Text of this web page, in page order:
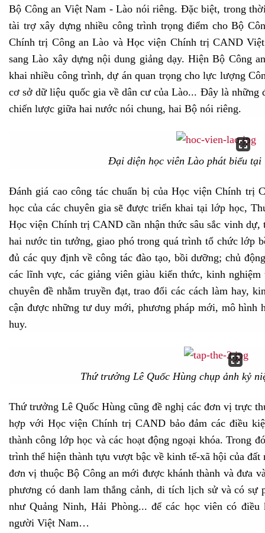
Bộ Công an Việt Nam - Lào nói riêng. Đặc biệt, trong
tài trợ xây dựng nhiều công trình trọng điểm cho Bộ
Chính trị Công an Lào và Học viện Chính trị CAND
sang Lào xây dựng nội dung giảng dạy. Hiện Bộ Công
khai nhiều công trình, dự án quan trọng cho lực lượng
cơ sở dữ liệu quốc gia về dân cư của Lào... Đây là những
chiến lược giữa hai nước nói chung, hai Bộ nói riêng.
Đại diện học viên Lào phát biểu tại
Đánh giá cao công tác chuẩn bị của Học viện Chính trị
học của các chuyên gia sẽ được triển khai tại lớp học,
Học viện Chính trị CAND cần nhận thức sâu sắc vinh
hai nước tin tưởng, giao phó trong quá trình tổ chức lớp
đủ các quy định về công tác đào tạo, bồi dưỡng; chủ
các lĩnh vực, các giảng viên giàu kiến thức, kinh nghiệm
chuyên đề nhằm truyền đạt, trao đổi các cách làm hay,
cận được những tư duy mới, phương pháp mới, mô hình
huy.
Thứ trưởng Lê Quốc Hùng chụp ảnh kỷ
Thứ trưởng Lê Quốc Hùng cũng đề nghị các đơn vị trực
hợp với Học viện Chính trị CAND bảo đảm các điều
thành công lớp học và các hoạt động ngoại khóa. Trong
trình thể hiện thành tựu vượt bậc về kinh tế-xã hội của
đơn vị thuộc Bộ Công an mới được khánh thành và đưa
phương có danh lam thắng cảnh, di tích lịch sử và có
như Quảng Ninh, Hải Phòng... để các học viên có
người Việt Nam…